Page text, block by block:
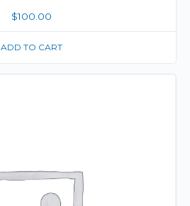
$100.00
ADD TO CART